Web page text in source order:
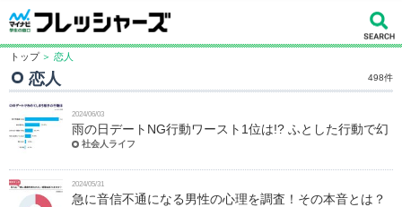
トップ ＞ 恋人
恋人 498件
2024/06/03
雨の日デートNG行動ワースト1位は!? ふとした行動で幻
社会人ライフ
2024/05/31
急に音信不通になる男性の心理を調査！その本音とは？